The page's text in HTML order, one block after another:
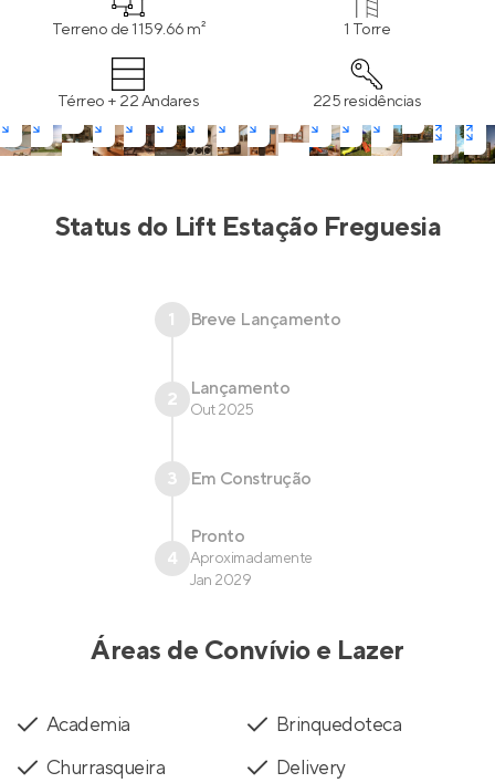
Terreno de 1159.66 m² 1 Torre
Térreo + 22 Andares 225 residências
Status do Lift Estação Freguesia
1 Breve Lançamento
2 Lançamento
Out 2025
3 Em Construção
4
Pronto
Aproximadamente
Jan 2029
Áreas de Convívio e Lazer
Academia
Brinquedoteca
Churrasqueira
Delivery